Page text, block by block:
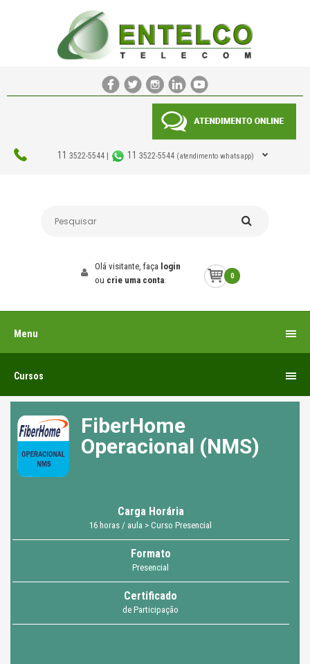
11 3522-5544 | 11 3522-5544 (atendimento whatsapp)
0
Olá visitante, faça login
ou crie uma conta.
Menu
Cursos
FiberHome
Operacional (NMS)
Carga Horária
16 horas / aula > Curso Presencial
Formato
Presencial
Certificado
de Participação